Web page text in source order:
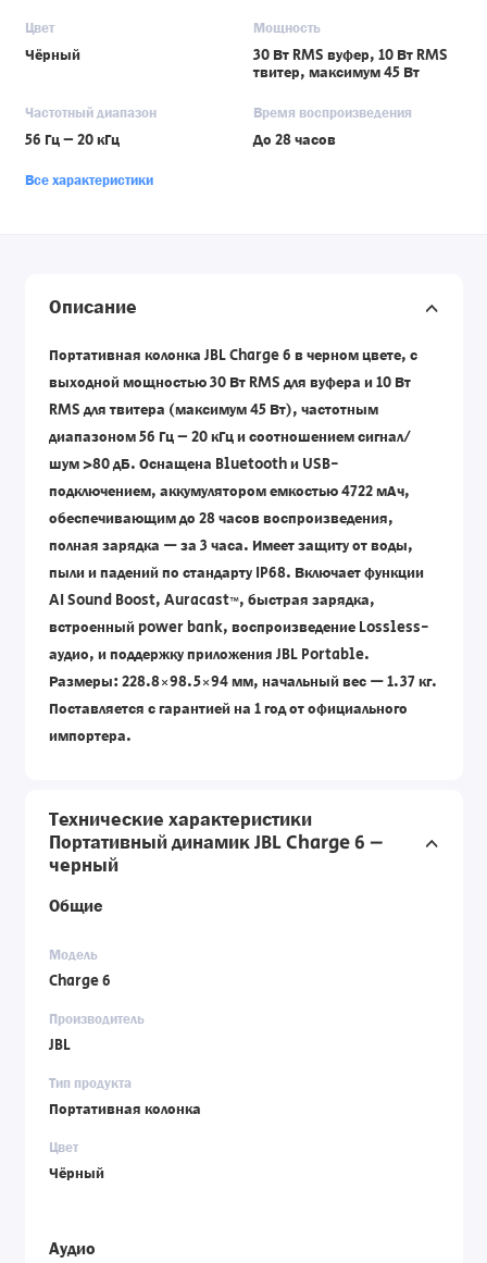
Цвет
Чёрный
Мощность
30 Вт RMS вуфер, 10 Вт RMS
твитер, максимум 45 Вт
Частотный диапазон
56 Гц – 20 кГц
Время воспроизведения
До 28 часов
Все характеристики
Описание
Портативная колонка JBL Charge 6 в черном цвете, с
выходной мощностью 30 Вт RMS для вуфера и 10 Вт
RMS для твитера (максимум 45 Вт), частотным
диапазоном 56 Гц – 20 кГц и соотношением сигнал/
шум >80 дБ. Оснащена Bluetooth и USB-
подключением, аккумулятором емкостью 4722 мАч,
обеспечивающим до 28 часов воспроизведения,
полная зарядка — за 3 часа. Имеет защиту от воды,
пыли и падений по стандарту IP68. Включает функции
AI Sound Boost, Auracast™, быстрая зарядка,
встроенный power bank, воспроизведение Lossless-
аудио, и поддержку приложения JBL Portable.
Размеры: 228.8×98.5×94 мм, начальный вес — 1.37 кг.
Поставляется с гарантией на 1 год от официального
импортера.
Технические характеристики
Портативный динамик JBL Charge 6 –
черный
Общие
Модель
Charge 6
Производитель
JBL
Тип продукта
Портативная колонка
Цвет
Чёрный
Аудио